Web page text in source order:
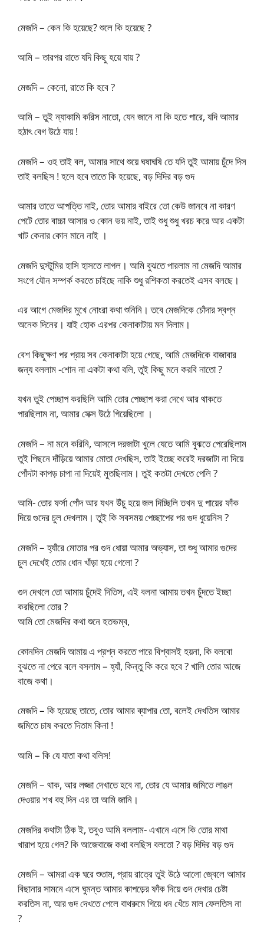
মেজদি – কেন কি হয়েছে? শুলে কি হয়েছে ?
আমি – তারপর রাতে যদি কিছু হয়ে যায় ?
মেজদি – কেনো, রাতে কি হবে ?
আমি – তুই ন্যাকামি করিস নাতো, যেন জানে না কি হতে পারে, যদি আমার
হঠাৎ বেগ উঠে যায় !
মেজদি – ওহ তাই বল, আমার সাথে শুয়ে ঘষাঘষি তে যদি তুই আমায় চুঁদে দিস
তাই বলছিস ! হলে হবে তাতে কি হয়েছে, বড় দিদির বড় গুদ
আমার তাতে আপত্তি নাই, তোর আমার বাইরে তো কেউ জানবে না কারণ
পেটে তোর বাচ্চা আসার ও কোন ভয় নাই, তাই শুধু শুধু খরচ করে আর একটা
খাট কেনার কোন মানে নাই ।
মেজদি দুস্টুমির হাসি হাসতে লাগল। আমি বুঝতে পারলাম না মেজদি আমার
সংগে যৌন সম্পর্ক করতে চাইছে নাকি শুধু রশিকতা করতেই এসব বলছে।
এর আগে মেজদির মুখে নোংরা কথা শুনিনি। তবে মেজদিকে চোঁদার স্বপ্ন
অনেক দিনের। যাই হোক এরপর কেনাকাটায় মন দিলাম।
বেশ কিছুক্ষণ পর প্রায় সব কেনাকাটা হয়ে গেছে, আমি মেজদিকে বাজাবার
জন্য বললাম -শোন না একটা কথা বলি, তুই কিছু মনে করবি নাতো ?
যখন তুই পেচ্ছাপ করছিলি আমি তোর পেচ্ছাপ করা দেখে আর থাকতে
পারছিলাম না, আমার সেক্স উঠে গিয়েছিলো ।
মেজদি – না মনে করিনি, আসলে দরজাটা খুলে যেতে আমি বুঝতে পেরেছিলাম
তুই পিছনে দাঁড়িয়ে আমার মোতা দেখছিস, তাই ইচ্ছে করেই দরজাটা না দিয়ে
পোঁদটা কাপড় চাপা না দিয়েই মুতছিলাম। তুই কতটা দেখতে পেলি ?
আমি- তোর ফর্সা পোঁদ আর যখন উঁচু হয়ে জল দিচ্ছিলি তখন দু পায়ের ফাঁক
দিয়ে গুদের চুল দেখলাম। তুই কি সবসময় পেচ্ছাপের পর গুদ ধুয়েনিস ?
মেজদি – হ্যাঁরে মোতার পর গুদ ধোয়া আমার অভ্যাস, তা শুধু আমার গুদের
চুল দেখেই তোর ধোন খাঁড়া হয়ে গেলো ?
গুদ দেখলে তো আমায় চুঁদেই দিতিস, এই বলনা আমায় তখন চুঁদতে ইচ্ছা
করছিলো তোর ?
আমি তো মেজদির কথা শুনে হতভম্ব,
কোনদিন মেজদি আমায় এ প্রশ্ন করতে পারে বিশ্বাসই হয়না, কি বলবো
বুঝতে না পেরে বলে বসলাম – হ্যাঁ, কিন্তু কি করে হবে ? খালি তোর আজে
বাজে কথা।
মেজদি – কি হয়েছে তাতে, তোর আমার ব্যাপার তো, বলেই দেখতিস আমার
জমিতে চাষ করতে দিতাম কিনা !
আমি – কি যে যাতা কথা বলিস!
মেজদি – থাক, আর লজ্জা দেখাতে হবে না, তোর যে আমার জমিতে লাঙল
দেওয়ার শখ বহু দিন এর তা আমি জানি।
মেজদির কথাটা ঠিক ই, তবুও আমি বললাম- এখানে এসে কি তোর মাথা
খারাপ হয়ে গেল? কি আজেবাজে কথা বলছিস বলতো ? বড় দিদির বড় গুদ
মেজদি – আমরা এক ঘরে শুতাম, প্রায় রাত্রে তুই উঠে আলো জ্বেলে আমার
বিছানার সামনে এসে ঘুমন্ত আমার কাপড়ের ফাঁক দিয়ে গুদ দেখার চেষ্টা
করতিস না, আর গুদ দেখতে পেলে বাথরুমে গিয়ে ধন খেঁচে মাল ফেলতিস না
?